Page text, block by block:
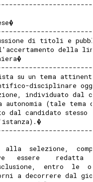
|
di titoli e
della
un tema
disciplinare
individuato dal
(tale tema
candidato stesso
alla  selezione,
essere
entro  le
a decorrere dal